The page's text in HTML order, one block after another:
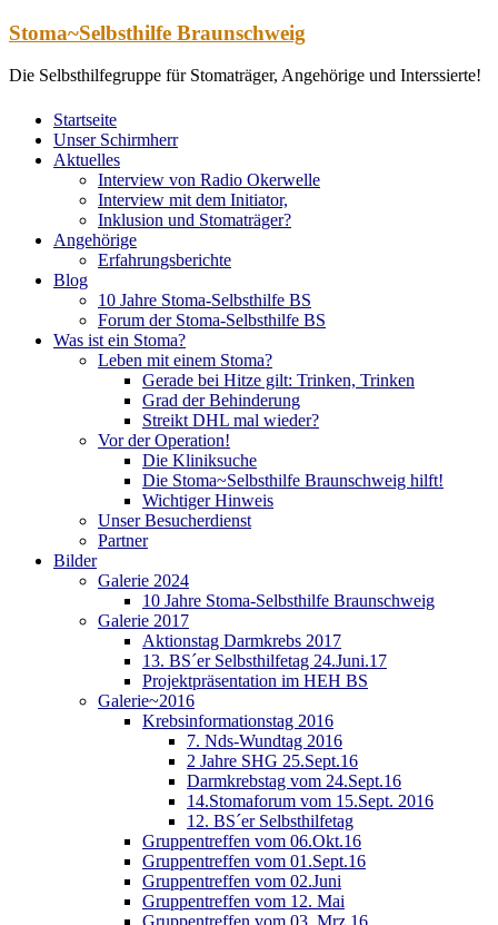
Zum
springen
Stoma~Selbsthilfe Braunschweig
Die Selbsthilfegruppe für Stomaträger, Angehörige und Interssierte!
Startseite
Unser Schirmherr
Aktuelles
Interview von Radio Okerwelle
Interview mit dem Initiator,
Inklusion und Stomaträger?
Angehörige
Erfahrungsberichte
Blog
10 Jahre Stoma-Selbsthilfe BS
Forum der Stoma-Selbsthilfe BS
Was ist ein Stoma?
Leben mit einem Stoma?
Gerade bei Hitze gilt: Trinken, Trinken
Grad der Behinderung
Streikt DHL mal wieder?
Vor der Operation!
Die Kliniksuche
Die Stoma~Selbsthilfe Braunschweig hilft!
Wichtiger Hinweis
Unser Besucherdienst
Partner
Bilder
Galerie 2024
10 Jahre Stoma-Selbsthilfe Braunschweig
Galerie 2017
Aktionstag Darmkrebs 2017
13. BS´er Selbsthilfetag 24.Juni.17
Projektpräsentation im HEH BS
Galerie~2016
Krebsinformationstag 2016
7. Nds-Wundtag 2016
2 Jahre SHG 25.Sept.16
Darmkrebstag vom 24.Sept.16
14.Stomaforum vom 15.Sept. 2016
12. BS´er Selbsthilfetag
Gruppentreffen vom 06.Okt.16
Gruppentreffen vom 01.Sept.16
Gruppentreffen vom 02.Juni
Gruppentreffen vom 12. Mai
Gruppentreffen vom 03. Mrz.16